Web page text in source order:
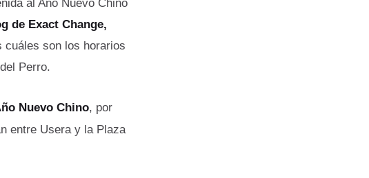
al Año Nuevo Chino
de Exact Change,
cuáles son los horarios
Perro.
Nuevo Chino, por
entre Usera y la Plaza